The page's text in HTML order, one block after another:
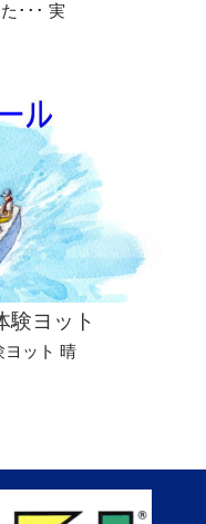
･･･ 実
験ヨット
ヨット 晴